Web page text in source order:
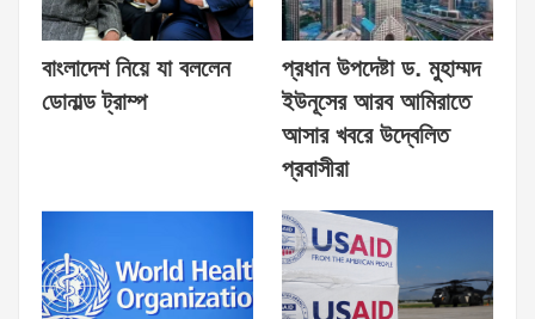
বাংলাদেশ নিয়ে যা বললেন
ডোনাল্ড ট্রাম্প
প্রধান উপদেষ্টা ড. মুহাম্মদ
ইউনূসের আরব আমিরাতে
আসার খবরে উদ্বেলিত
প্রবাসীরা